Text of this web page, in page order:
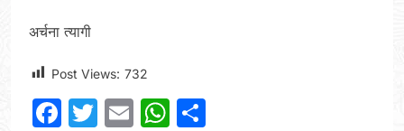
अर्चना त्यागी
Post Views: 732
Facebook
Twitter
EmailWhatsApp